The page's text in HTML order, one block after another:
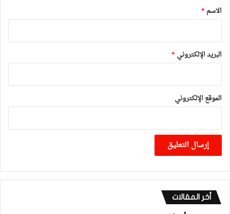
*
الاسم *
البريد الإلكتروني *
الموقع الإلكتروني
أخر المقالات